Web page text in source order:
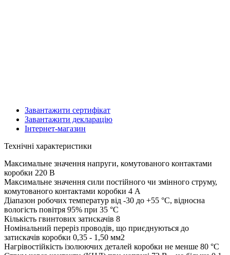
Завантажити сертифікат
Завантажити декларацію
Інтернет-магазин
Технічні характеристики
Максимальне значення напруги, комутованого контактами
коробки 220 В
Максимальне значення сили постійного чи змінного струму,
комутованого контактами коробки 4 А
Діапазон робочих температур від -30 до +55 °С, відносна
вологість повітря 95% при 35 °С
Кількість гвинтових затискачів 8
Номінальний переріз проводів, що приєднуються до
затискачів коробки 0,35 - 1,50 мм2
Нагрівостійкість ізолюючих деталей коробки не менше 80 °С